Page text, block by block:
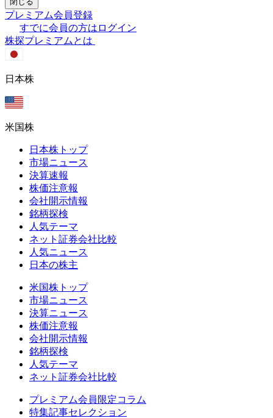
プレミアム会員登録
すでに会員の方はログイン
株探プレミアムとは
日本株
米国株
日本株トップ
市場ニュース
決算速報
株価注意報
会社開示情報
銘柄探検
人気テーマ
ネット証券会社比較
人気ニュース
日本の株主
米国株トップ
市場ニュース
決算ニュース
株価注意報
会社開示情報
銘柄探検
人気テーマ
ネット証券会社比較
プレミアム会員限定コラム
特集記事セレクション